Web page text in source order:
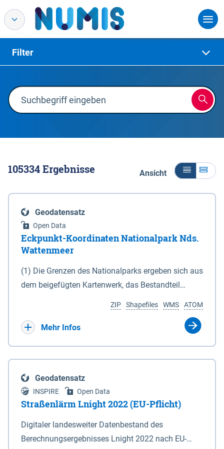
Filter
105334Ergebnisse Ansicht
Geodatensatz
Open Data
Eckpunkt-Koordinaten Nationalpark Nds.
Wattenmeer
(1) Die Grenzen des Nationalparks ergeben sich aus
dem beigefügten Kartenwerk, das Bestandteil
(DTK) im Maßstab 1 : 100 000 (Anlage 2), 2.
verkleinerte Amtliche Karte 1 : 5 000 (AK5) im
projizierte Koordinaten im Europäischen
Terrestrischen Referenzsystem 1989 (ETRS 89) mit
der Universalen Transversalen Mercator-Abbildung
bezogen auf die Zone 32 N (UTM 32N) dargestellt
(Anlage 4); Gleiches gilt für die geografischen
ATOM
WMS
Shapefiles
ZIP
Mehr Infos
Geodatensatz
INSPIRE Open Data
Straßenlärm Lnight 2022 (EU-Pflicht)
Digitaler landesweiter Datenbestand des
Berechnungsergebnisses Lnight 2022 nach EU-